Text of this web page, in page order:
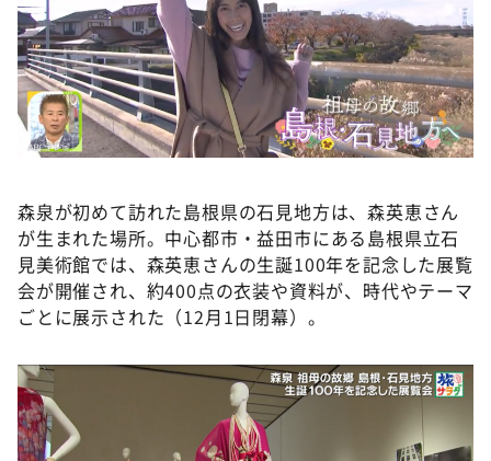
森泉が初めて訪れた島根県の石見地方は、森英恵さん
が生まれた場所。中心都市・益⽥市にある島根県⽴⽯
⾒美術館では、森英恵さんの⽣誕100年を記念した展覧
会が開催され、約400点の衣装や資料が、時代やテーマ
ごとに展示された（12月1日閉幕）。